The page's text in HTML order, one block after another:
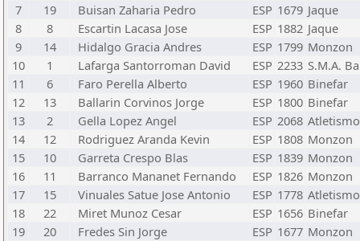
7
19 Buisan Zaharia Pedro ESP 1679 Jaque
8
8 Escartin Lacasa Jose ESP 1882 Jaque
9
14 Hidalgo Gracia Andres ESP 1799 Monzon
10
1 Lafarga Santorroman David ESP 2233 S.M.A.
11
6 Faro Perella Alberto ESP 1960 Binefar
12
13 Ballarin Corvinos Jorge ESP 1800 Binefar
13
2 Gella Lopez Angel ESP 2068
14
12 Rodriguez Aranda Kevin ESP 1808 Monzon
15
10 Garreta Crespo Blas ESP 1839 Monzon
16
11 Barranco Mananet Fernando ESP 1826 Monzon
17
15 Vinuales Satue Jose Antonio ESP 1778
18
22 Miret Munoz Cesar ESP 1656 Binefar
19
20 Fredes Sin Jorge ESP 1677 Monzon